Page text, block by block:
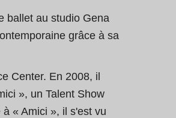
ballet au studio Gena
grâce à sa
Center. En 2008, il
», un Talent Show
« Amici », il s'est vu